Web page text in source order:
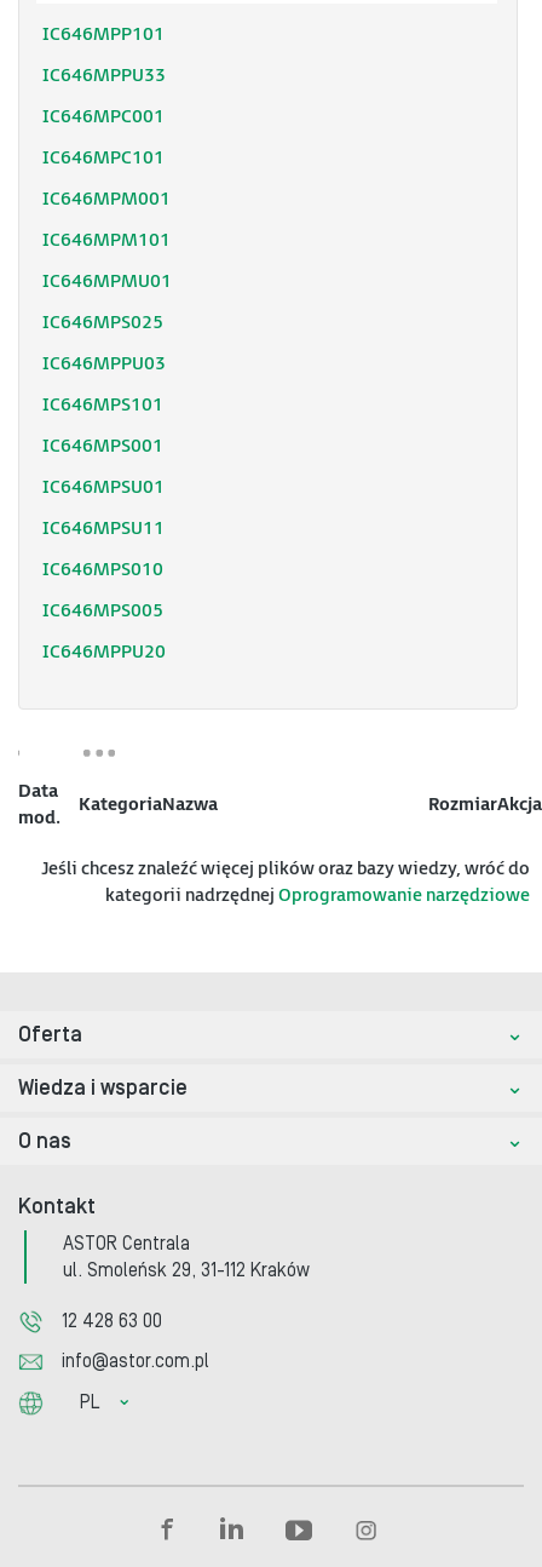
IC646MPP101
IC646MPPU33
IC646MPC001
IC646MPC101
IC646MPM001
IC646MPM101
IC646MPMU01
IC646MPS025
IC646MPPU03
IC646MPS101
IC646MPS001
IC646MPSU01
IC646MPSU11
IC646MPS010
IC646MPS005
IC646MPPU20
Data
mod.
KategoriaNazwa RozmiarAkcja
Jeśli chcesz znaleźć więcej plików oraz bazy wiedzy, wróć do
kategorii nadrzędnej Oprogramowanie narzędziowe
Oferta
Wiedza i wsparcie
O nas
Kontakt
ASTOR Centrala
ul. Smoleńsk 29, 31-112 Kraków
12 428 63 00
info@astor.com.pl
PL